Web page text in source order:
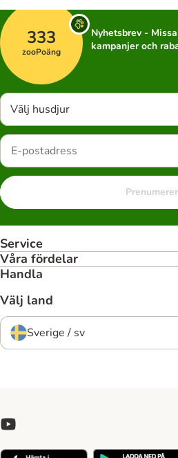
333
zooPoäng
Nyhetsbrev -
kampanjer och
Välj husdjur
Service
Våra fördelar
Handla
Välj land
Sverige / sv